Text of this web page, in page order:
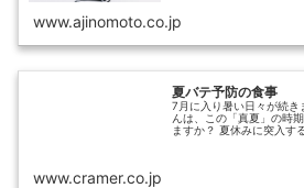
www.ajinomoto.co.jp
夏バテ予防の食事
7月に入り暑い日々が続き
んは、この「真夏」の時
ますか？ 夏休みに突入す
www.cramer.co.jp